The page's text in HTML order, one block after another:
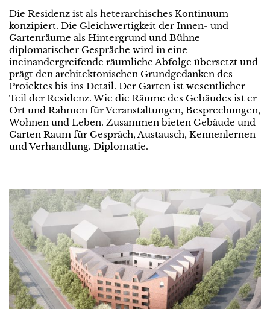
Die Residenz ist als heterarchisches Kontinuum
konzipiert. Die Gleichwertigkeit der Innen- und
Gartenräume als Hintergrund und Bühne
diplomatischer Gespräche wird in eine
ineinandergreifende räumliche Abfolge übersetzt und
prägt den architektonischen Grundgedanken des
Proiektes bis ins Detail. Der Garten ist wesentlicher
Teil der Residenz. Wie die Räume des Gebäudes ist er
Ort und Rahmen für Veranstaltungen, Besprechungen,
Wohnen und Leben. Zusammen bieten Gebäude und
Garten Raum für Gespräch, Austausch, Kennenlernen
und Verhandlung. Diplomatie.